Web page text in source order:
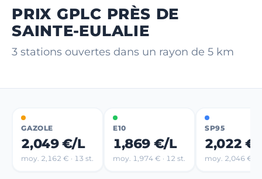
PRIX GPLC PRÈS DE
SAINTE-EULALIE
3 stations ouvertes dans un rayon de 5 km
GAZOLE
2,049 €/L
moy. 2,162 € · 13 st.
E10
1,869 €/L
moy. 1,974 € · 12 st.
SP95
2,022
moy. 2,046 € ·